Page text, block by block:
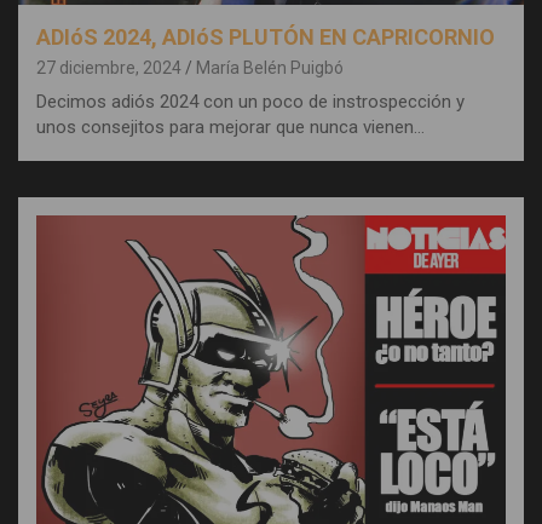
ADIóS 2024, ADIóS PLUTÓN EN CAPRICORNIO
27 diciembre, 2024 María Belén Puigbó
Decimos adiós 2024 con un poco de instrospección y
unos consejitos para mejorar que nunca vienen…